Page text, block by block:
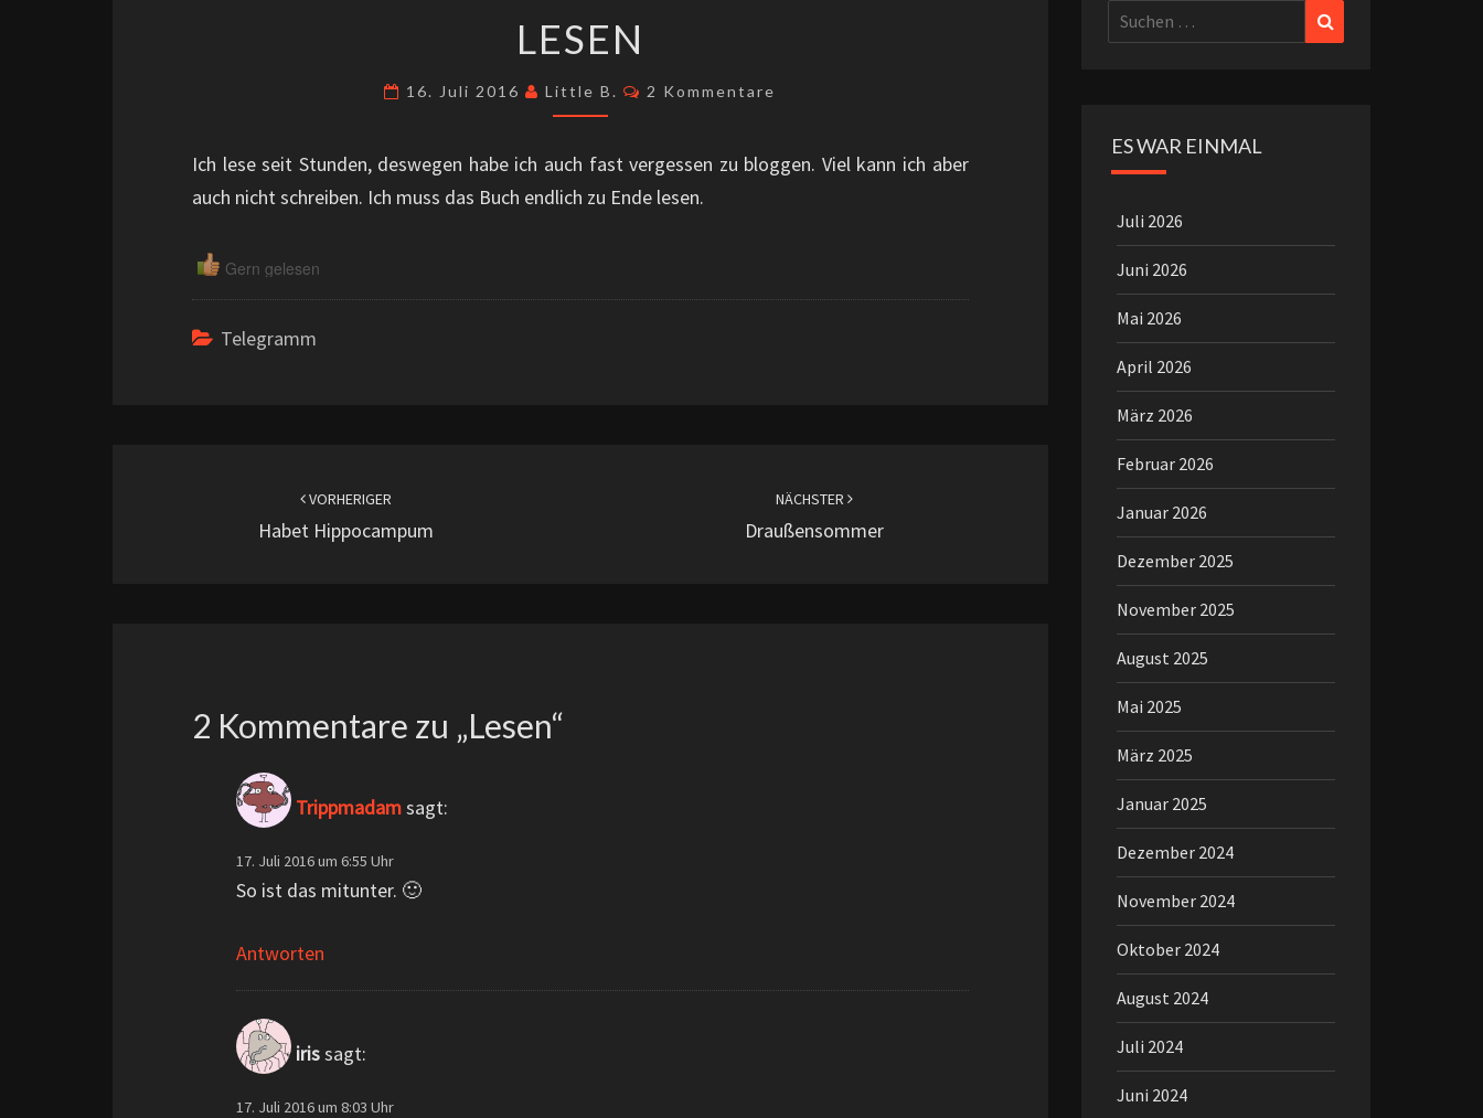
LESEN
16. Juli 2016 Little B. Kommentare
2 Kommentare
Ich lese seit Stunden, deswegen habe ich auch fast vergessen zu bloggen. Viel kann ich aber
auch nicht schreiben. Ich muss das Buch endlich zu Ende lesen.
Gern gelesen
Telegramm
VORHERIGER
Habet Hippocampum
NÄCHSTER
Draußensommer
2 Kommentare zu „Lesen“
Trippmadamsagt:
17. Juli 2016 um 6:55 Uhr
So ist das mitunter. 🙂
Antworten
irissagt:
17. Juli 2016 um 8:03 Uhr
Suchen
nach:
ES WAR EINMAL
Juli 2026
Juni 2026
Mai 2026
April 2026
März 2026
Februar 2026
Januar 2026
Dezember 2025
November 2025
August 2025
Mai 2025
März 2025
Januar 2025
Dezember 2024
November 2024
Oktober 2024
August 2024
Juli 2024
Juni 2024